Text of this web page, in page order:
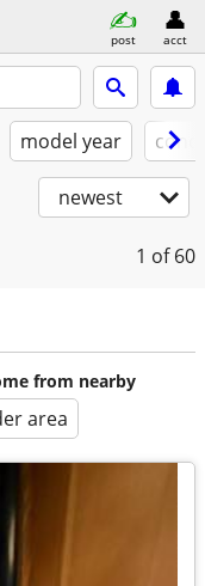
post acct
model year
newest
1 of 60
from nearby
area